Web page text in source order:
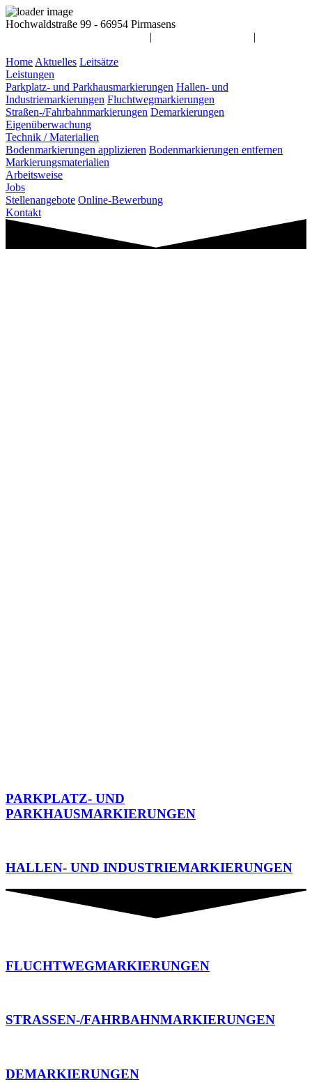
Hochwaldstraße 99 - 66954 Pirmasens
| |
Home Aktuelles Leitsätze
Leistungen
Parkplatz- und Parkhausmarkierungen Hallen- und
Industriemarkierungen Fluchtwegmarkierungen
Straßen-/Fahrbahnmarkierungen Demarkierungen
Eigenüberwachung
Technik / Materialien
Bodenmarkierungen applizieren Bodenmarkierungen entfernen
Markierungsmaterialien
Arbeitsweise
Jobs
Stellenangebote Online-Bewerbung
Kontakt
PARKPLATZ- UND
PARKHAUSMARKIERUNGEN
HALLEN- UND INDUSTRIEMARKIERUNGEN
FLUCHTWEGMARKIERUNGEN
STRASSEN-/FAHRBAHNMARKIERUNGEN
DEMARKIERUNGEN